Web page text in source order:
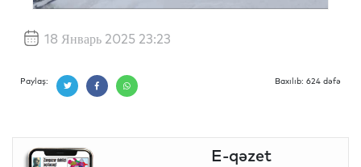
18 Январь 2025 23:23
Paylaş: Baxılıb: 624 dəfə
E-qəzet